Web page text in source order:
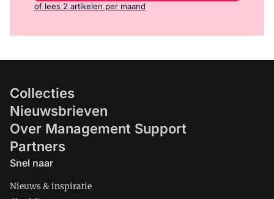
of lees 2 artikelen per maand
Collecties
Nieuwsbrieven
Over Management Support
Partners
Snel naar
Nieuws & inspiratie